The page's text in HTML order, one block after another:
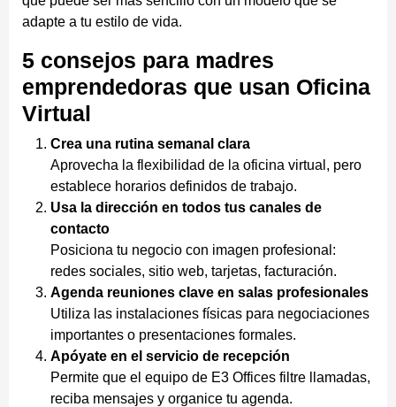
adapte a tu estilo de vida.
5 consejos para madres
emprendedoras que usan Oficina
Virtual
Crea una rutina semanal clara
Aprovecha la flexibilidad de la oficina virtual, pero
establece horarios definidos de trabajo.
Usa la dirección en todos tus canales de
contacto
Posiciona tu negocio con imagen profesional:
redes sociales, sitio web, tarjetas, facturación.
Agenda reuniones clave en salas profesionales
Utiliza las instalaciones físicas para negociaciones
importantes o presentaciones formales.
Apóyate en el servicio de recepción
Permite que el equipo de E3 Offices filtre llamadas,
reciba mensajes y organice tu agenda.